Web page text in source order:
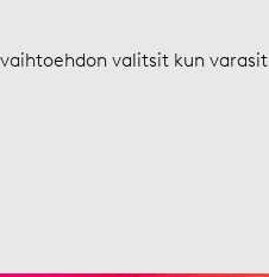
valitsit kun varasit